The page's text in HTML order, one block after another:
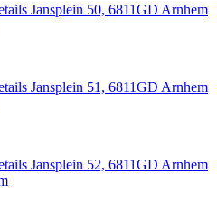
Jansplein 50, 6811GD Arnhem
Jansplein 51, 6811GD Arnhem
Jansplein 52, 6811GD Arnhem